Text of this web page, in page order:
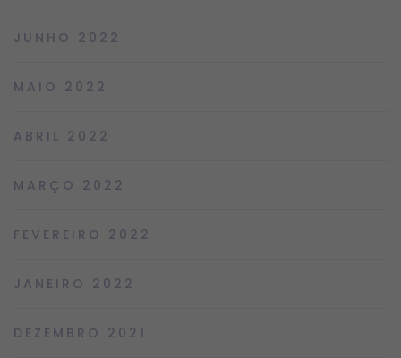
JUNHO 2022
MAIO 2022
ABRIL 2022
MARÇO 2022
FEVEREIRO 2022
JANEIRO 2022
DEZEMBRO 2021